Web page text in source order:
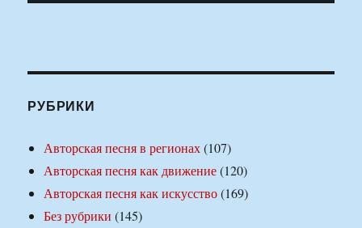
РУБРИКИ
Авторская песня в регионах(107)
Авторская песня как движение(120)
Авторская песня как искусство(169)
Без рубрики (145)